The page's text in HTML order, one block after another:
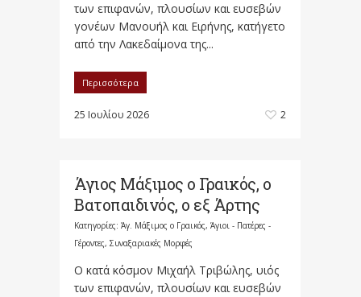
των επιφανών, πλουσίων και ευσεβών
γονέων Μανουήλ και Ειρήνης, κατήγετο
από την Λακεδαίμονα της...
Περισσότερα
25 Ιουλίου 2026 2
Άγιος Μάξιμος ο Γραικός, ο
Βατοπαιδινός, ο εξ Άρτης
Κατηγορίες: Άγ. Μάξιμος ο Γραικός, Άγιοι - Πατέρες -
Γέροντες, Συναξαριακές Μορφές
Ο κατά κόσμον Μιχαήλ Τριβώλης, υιός
των επιφανών, πλουσίων και ευσεβών